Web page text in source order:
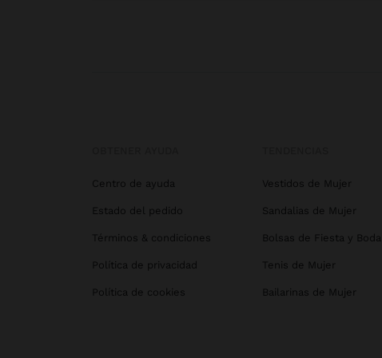
Centro de ayuda
Estado del pedido
Términos & condiciones
Política de privacidad
Política de cookies
Vestidos de Mujer
Sandalias de Mujer
Bolsas de Fiesta y Boda
Tenis de Mujer
Bailarinas de Mujer